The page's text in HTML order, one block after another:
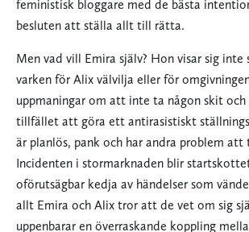
feministisk bloggare med de bästa
besluten att ställa allt till rätta.
Men vad vill Emira själv? Hon visar sig
varken för Alix välvilja eller för
uppmaningar om att inte ta någon skit
tillfället att göra ett antirasistiskt
är planlös, pank och har andra problem att
Incidenten i stormarknaden blir
oförutsägbar kedja av händelser som
allt Emira och Alix tror att de vet om sig
uppenbarar en överraskande koppling